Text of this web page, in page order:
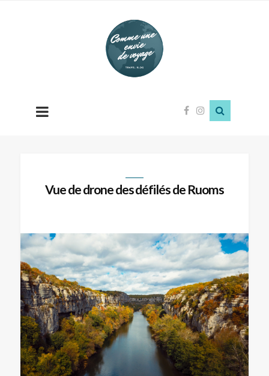
Comme
une
envie
de
Vue de drone des défilés de Ruoms